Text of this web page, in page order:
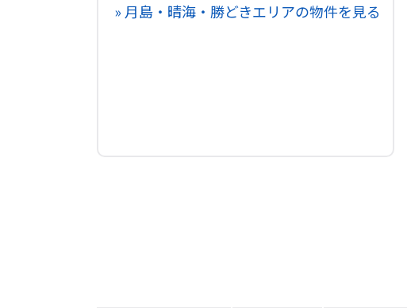
» 月島・晴海・勝どきエリアの物件を見る